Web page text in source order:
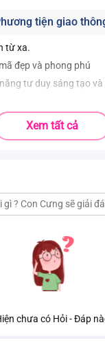
tiện giao
từ xa.
đẹp và phong phú
tư duy sáng tạo và
Xem tất cả
chưa có Hỏi - Đáp